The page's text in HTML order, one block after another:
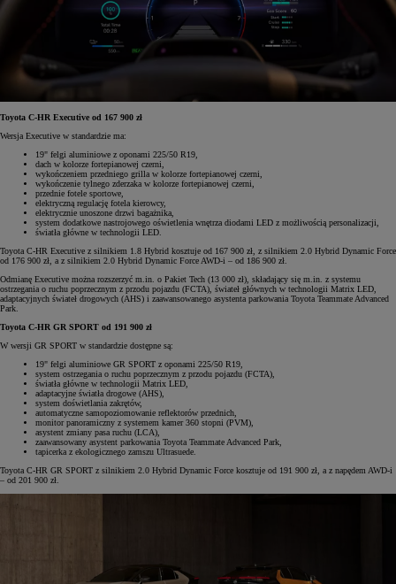
Toyota C-HR Executive od 167 900 zł
Wersja Executive w standardzie ma:
19" felgi aluminiowe z oponami 225/50 R19,
dach w kolorze fortepianowej czerni,
wykończeniem przedniego grilla w kolorze fortepianowej czerni,
wykończenie tylnego zderzaka w kolorze fortepianowej czerni,
przednie fotele sportowe,
elektryczną regulację fotela kierowcy,
elektrycznie unoszone drzwi bagażnika,
system dodatkowe nastrojowego oświetlenia wnętrza diodami LED z możliwością personalizacji,
światła główne w technologii LED.
Toyota C-HR Executive z silnikiem 1.8 Hybrid kosztuje od 167 900 zł, z silnikiem 2.0 Hybrid Dynamic Force
od 176 900 zł, a z silnikiem 2.0 Hybrid Dynamic Force AWD-i – od 186 900 zł.
Odmianę Executive można rozszerzyć m.in. o Pakiet Tech (13 000 zł), składający się m.in. z systemu
ostrzegania o ruchu poprzecznym z przodu pojazdu (FCTA), świateł głównych w technologii Matrix LED,
adaptacyjnych świateł drogowych (AHS) i zaawansowanego asystenta parkowania Toyota Teammate Advanced
Park.
Toyota C-HR GR SPORT od 191 900 zł
W wersji GR SPORT w standardzie dostępne są:
19" felgi aluminiowe GR SPORT z oponami 225/50 R19,
system ostrzegania o ruchu poprzecznym z przodu pojazdu (FCTA),
światła główne w technologii Matrix LED,
adaptacyjne światła drogowe (AHS),
system doświetlania zakrętów,
automatyczne samopoziomowanie reflektorów przednich,
monitor panoramiczny z systemem kamer 360 stopni (PVM),
asystent zmiany pasa ruchu (LCA),
zaawansowany asystent parkowania Toyota Teammate Advanced Park,
tapicerka z ekologicznego zamszu Ultrasuede.
Toyota C-HR GR SPORT z silnikiem 2.0 Hybrid Dynamic Force kosztuje od 191 900 zł, a z napędem AWD-i
– od 201 900 zł.